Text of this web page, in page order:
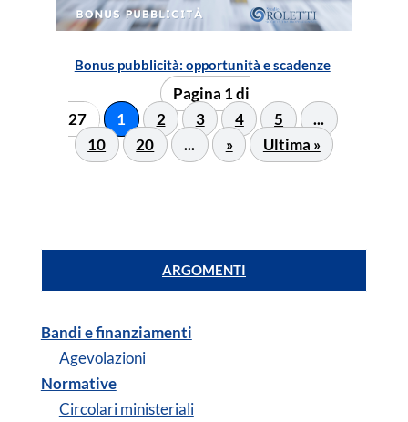
Bonus pubblicità: opportunità e scadenze
Pagina 1 di
27
1 2 3 4 5
...
10
20 ... » Ultima »
ARGOMENTI
Bandi e finanziamenti
Agevolazioni
Normative
Circolari ministeriali